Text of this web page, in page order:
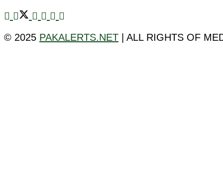
© 2025 PAKALERTS.NET | ALL RIGHTS OF